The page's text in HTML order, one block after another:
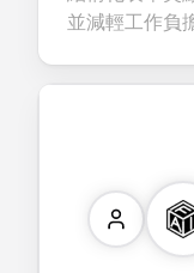
並減輕工作負